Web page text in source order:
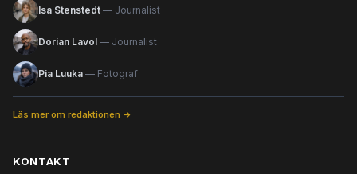
Isa Stenstedt — Journalist
Dorian Lavol — Journalist
Pia Luuka — Fotograf
Läs mer om redaktionen →
KONTAKT